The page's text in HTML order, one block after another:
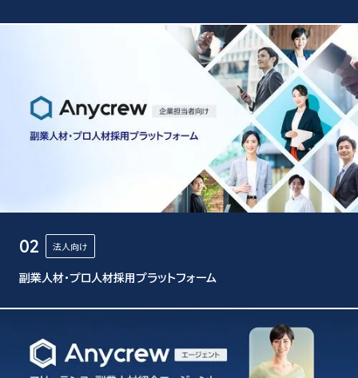
02 法人向け
副業人材・プロ人材採用プラットフォーム